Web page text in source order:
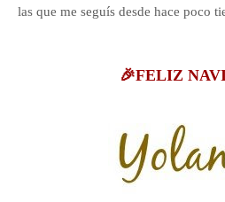
las que me seguís desde hace poco
🎉FELIZ